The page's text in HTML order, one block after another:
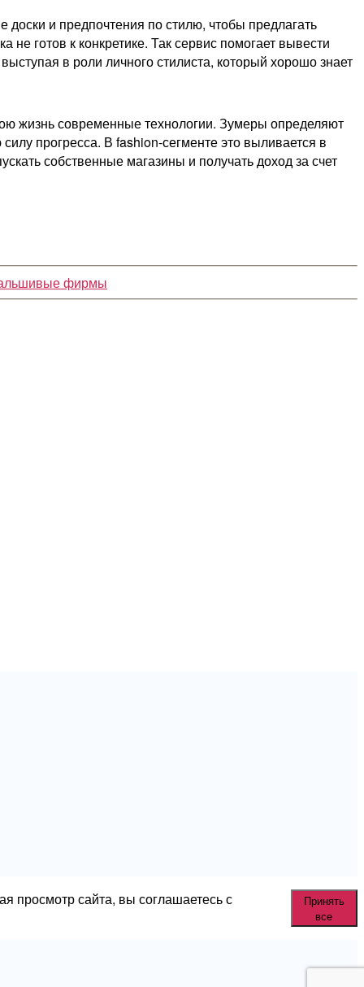
и предпочтения по стилю, чтобы предлагать
готов к конкретике. Так сервис помогает вывести
в роли личного стилиста, который хорошо знает
жизнь современные технологии. Зумеры определяют
прогресса. В fashion-сегменте это выливается в
собственные магазины и получать доход за счет
фирмы
просмотр сайта, вы соглашаетесь с
Принять
все